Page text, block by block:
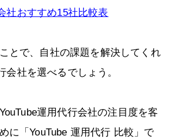
社おすすめ15社比較表
とで、自社の課題を解決してくれ
会社を選べるでしょう。
運用代行会社の注目度を客
に「YouTube 運用代行 比較」で